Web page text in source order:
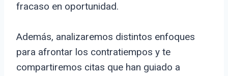
fracaso en oportunidad.
Además, analizaremos distintos enfoques
para afrontar los contratiempos y te
compartiremos citas que han guiado a